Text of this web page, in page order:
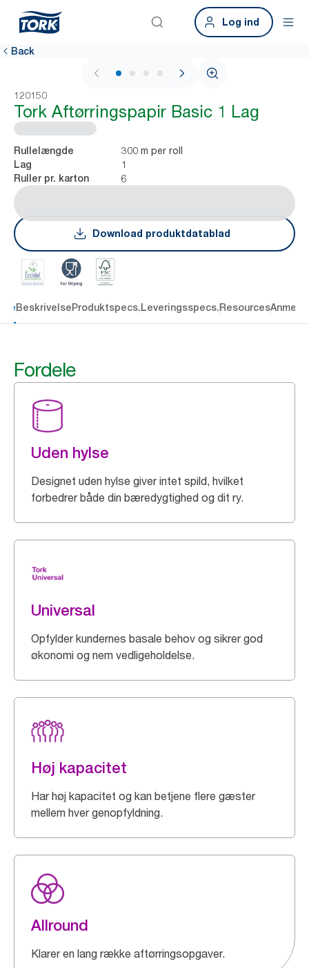
Log ind
Back
1 / 4
120150
Tork Aftørringspapir Basic 1 Lag
Rullelængde 300 m per roll
Lag 1
Ruller pr. karton 6
Download produktdatablad
BeskrivelseProduktspecs.Leveringsspecs.Resources
Fordele
Uden hylse
Designet uden hylse giver intet spild, hvilket
forbedrer både din bæredygtighed og dit ry.
Universal
Opfylder kundernes basale behov og sikrer god
økonomi og nem vedligeholdelse.
Høj kapacitet
Har høj kapacitet og kan betjene flere gæster
mellem hver genopfyldning.
Allround
Klarer en lang række aftørringsopgaver.